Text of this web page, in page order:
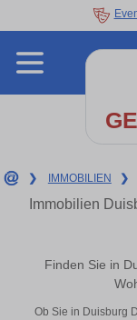
❯ IMMOBILIEN ❯
Immobilien
Finden Sie in
Ob Sie in Duisburg